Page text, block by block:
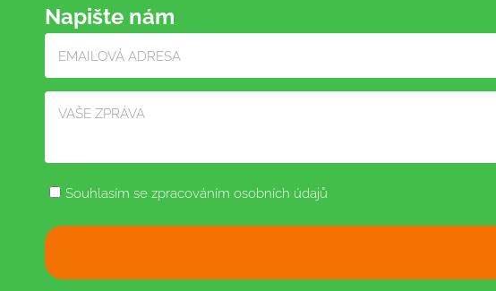
Napište nám
Souhlasím se zpracováním osobních údajů